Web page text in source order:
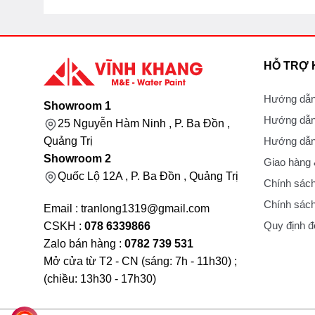
Showroom 1
25 Nguyễn Hàm Ninh , P. Ba Đồn ,
Quảng Trị
Showroom 2
Quốc Lộ 12A , P. Ba Đồn , Quảng Trị
Email : tranlong1319@gmail.com
CSKH : 078 6339866
Zalo bán hàng : 0782 739 531
Mở cửa từ T2 - CN (sáng: 7h - 11h30) ;
(chiều: 13h30 - 17h30)
HỖ TRỢ
Hướng
Hướng
Hướng
Giao hàng
Chính
Chính
Quy định